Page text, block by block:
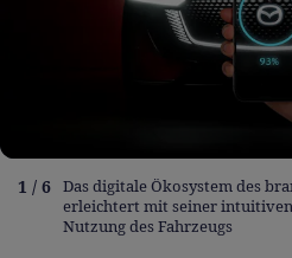
1 / 6 Das digitale Ökosystem des
erleichtert mit seiner
Nutzung des Fahrzeugs